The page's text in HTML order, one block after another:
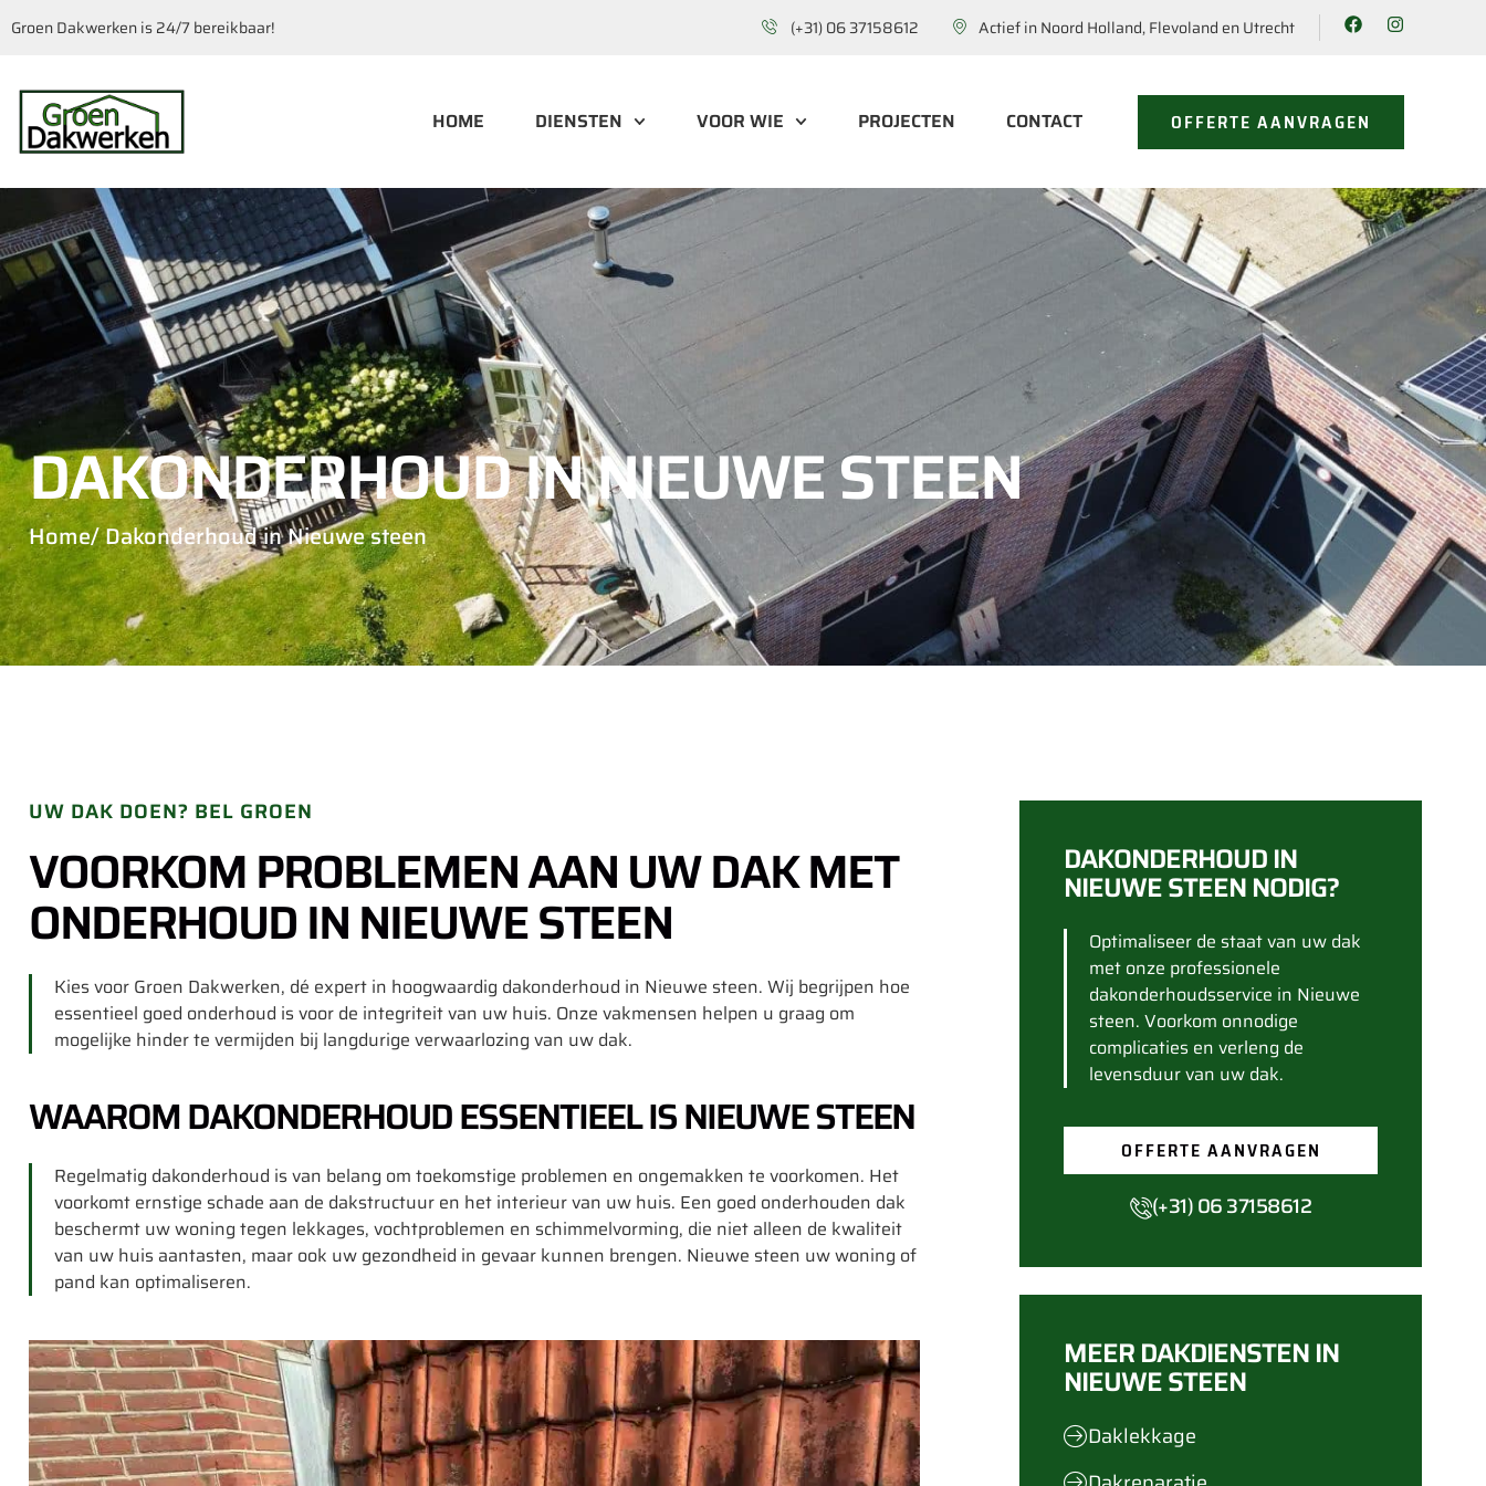
Groen Dakwerken is 24/7 bereikbaar! (+31) 06 37158612 Actief in Noord Holland, Flevoland en Utrecht
HOME DIENSTEN VOOR WIE PROJECTEN CONTACT OFFERTE AANVRAGEN
DAKONDERHOUD IN NIEUWE STEEN
Home/ Dakonderhoud in Nieuwe steen
UW DAK DOEN? BEL GROEN
VOORKOM PROBLEMEN AAN UW DAK MET
ONDERHOUD IN NIEUWE STEEN
Kies voor Groen Dakwerken, dé expert in hoogwaardig dakonderhoud in Nieuwe steen. Wij begrijpen hoe
essentieel goed onderhoud is voor de integriteit van uw huis. Onze vakmensen helpen u graag om
mogelijke hinder te vermijden bij langdurige verwaarlozing van uw dak.
WAAROM DAKONDERHOUD ESSENTIEEL IS NIEUWE STEEN
Regelmatig dakonderhoud is van belang om toekomstige problemen en ongemakken te voorkomen. Het
voorkomt ernstige schade aan de dakstructuur en het interieur van uw huis. Een goed onderhouden dak
beschermt uw woning tegen lekkages, vochtproblemen en schimmelvorming, die niet alleen de kwaliteit
van uw huis aantasten, maar ook uw gezondheid in gevaar kunnen brengen. Nieuwe steen uw woning of
pand kan optimaliseren.
DAKONDERHOUD IN
NIEUWE STEEN NODIG?
Optimaliseer de staat van uw dak
met onze professionele
dakonderhoudsservice in Nieuwe
steen. Voorkom onnodige
complicaties en verleng de
levensduur van uw dak.
OFFERTE AANVRAGEN
(+31) 06 37158612
MEER DAKDIENSTEN IN
NIEUWE STEEN
Daklekkage